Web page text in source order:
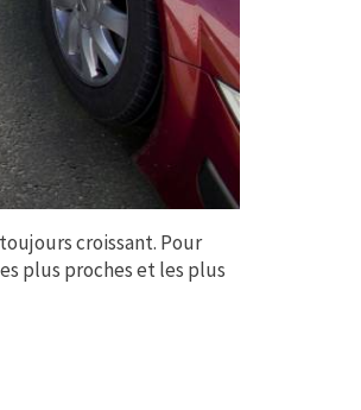
croissant. Pour
plus proches et les plus